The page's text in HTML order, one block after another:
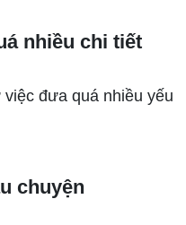
nhiều chi tiết
đưa quá nhiều yếu
chuyện